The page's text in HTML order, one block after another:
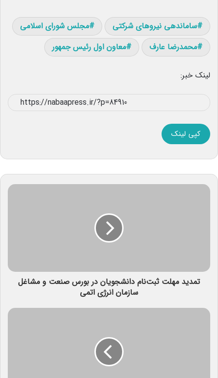
ساماندهی نیروهای شرکتی
مجلس شورای اسلامی
محمدرضا عارف
معاون اول رئیس جمهور
لینک خبر:
کپی لینک
تمدید مهلت ثبت‌نام دانشجویان در بورس صنعت و مشاغل
سازمان انرژی اتمی